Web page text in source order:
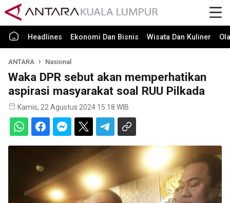
Headlines Ekonomi Dan Bisnis Wisata Dan Kuliner
ANTARA Nasional
Waka DPR sebut akan memperhatikan
aspirasi masyarakat soal RUU Pilkada
Kamis, 22 Agustus 2024 15:18 WIB